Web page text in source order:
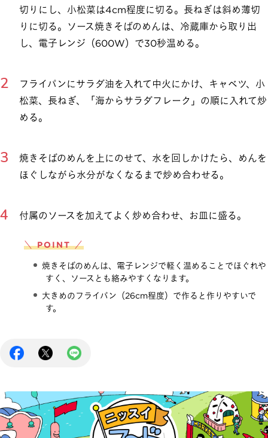
切りにし、小松菜は4cm程度に切る。長ねぎは斜め薄切
りに切る。ソース焼きそばのめんは、冷蔵庫から取り出
し、電子レンジ（600W）で30秒温める。
フライパンにサラダ油を入れて中火にかけ、キャベツ、小
松菜、長ねぎ、「海からサラダフレーク」の順に入れて炒
める。
焼きそばのめんを上にのせて、水を回しかけたら、めんを
ほぐしながら水分がなくなるまで炒め合わせる。
付属のソースを加えてよく炒め合わせ、お皿に盛る。
＼ POINT ／
焼きそばのめんは、電子レンジで軽く温めることでほぐれや
すく、ソースとも絡みやすくなります。
大きめのフライパン（26cm程度）で作ると作りやすいで
す。